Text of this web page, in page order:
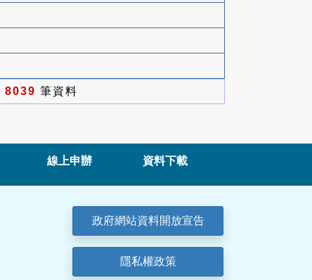
8039 筆資料
線上申辦 資料下載
政府網站資料開放宣告
隱私權政策